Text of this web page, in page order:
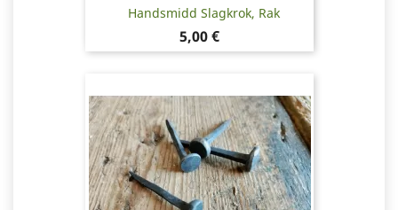
Handsmidd Slagkrok, Rak
Pris
5,00 €